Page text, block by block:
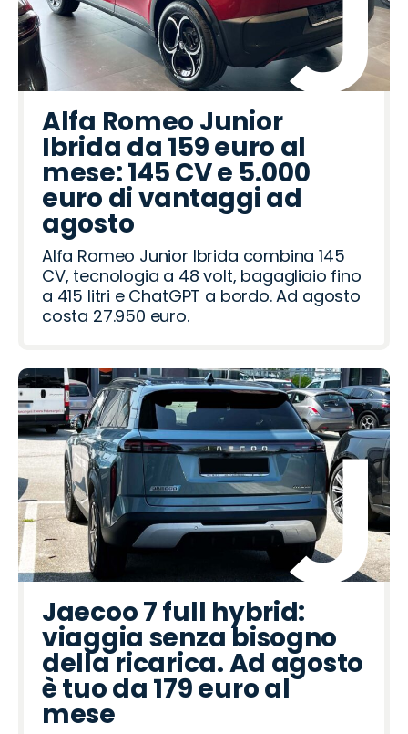
Alfa Romeo Junior
Ibrida da 159 euro al
mese: 145 CV e 5.000
euro di vantaggi ad
agosto
Alfa Romeo Junior Ibrida combina 145
CV, tecnologia a 48 volt, bagagliaio fino
a 415 litri e ChatGPT a bordo. Ad agosto
costa 27.950 euro.
Jaecoo 7 full hybrid:
viaggia senza bisogno
della ricarica. Ad agosto
è tuo da 179 euro al
mese